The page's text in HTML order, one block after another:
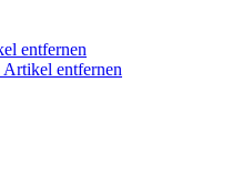
entfernen
Artikel entfernen